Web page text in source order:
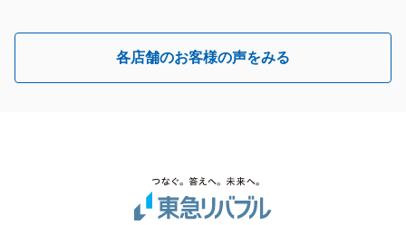
各店舗のお客様の声をみる